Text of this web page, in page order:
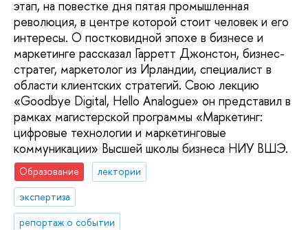
этап, на повестке дня пятая промышленная
революция, в центре которой стоит человек и его
интересы. О постковидной эпохе в бизнесе и
маркетинге рассказал Гарретт Джонстон, бизнес-
стратег, маркетолог из Ирландии, специалист в
области клиентских стратегий. Свою лекцию
«Goodbye Digital, Hello Analogue» он представил в
рамках магистерской программы «Маркетинг:
цифровые технологии и маркетинговые
коммуникации» Высшей школы бизнеса НИУ ВШЭ.
Образование
лектории
экспертиза
репортаж о событии